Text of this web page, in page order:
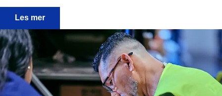
MyDSV ETA – planlegg forsendelser smartere med et
Les mer